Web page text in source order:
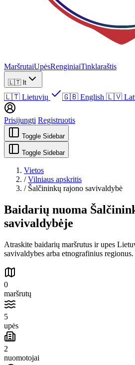
MaršrutaiUpėsRenginiaiTinklaraštis
🇱🇹 lt
🇱🇹 Lietuvių 🇬🇧 English 🇱🇻
Prisijungti Registruotis
Toggle Sidebar
Toggle Sidebar
Vietos
/ Vilniaus apskritis
/ Šalčininkų rajono savivaldybė
Baidarių nuoma
savivaldybėje
Atraskite baidarių maršrutus ir upes
savivaldybes arba etnografinius regionus.
0
maršrutų
5
upės
2
nuomotojai